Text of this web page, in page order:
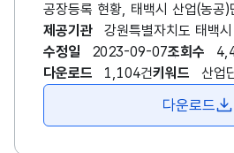
공장등록 현황, 태백시 산업(농공
현황,태백시산업
제공기관 강원특별자치도 태백시
수정일
2023-09-07조회수
다운로드
1,104건키워드 산업
다운로드